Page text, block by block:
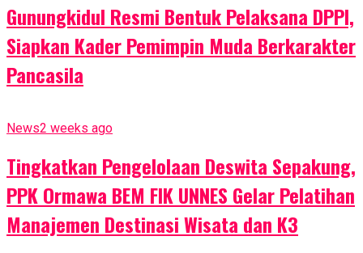
Gunungkidul Resmi Bentuk Pelaksana DPPI,
Siapkan Kader Pemimpin Muda Berkarakter
Pancasila
News2 weeks ago
Tingkatkan Pengelolaan Deswita Sepakung,
PPK Ormawa BEM FIK UNNES Gelar Pelatihan
Manajemen Destinasi Wisata dan K3